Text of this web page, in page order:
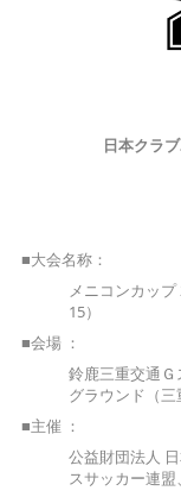
日本クラ
■大会名称：
メニコンカッ
15）
■会場 ：
鈴鹿三重交通
グラウンド（三
■主催 ：
公益財団法人
スサッカー連